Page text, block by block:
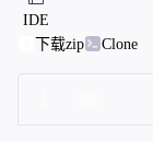
IDE
下载zip
Clone